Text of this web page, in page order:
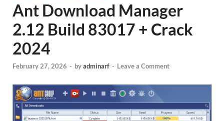
Ant Download Manager
2.12 Build 83017 + Crack
2024
February 27, 2026 - byadminarf - Leave a Comment